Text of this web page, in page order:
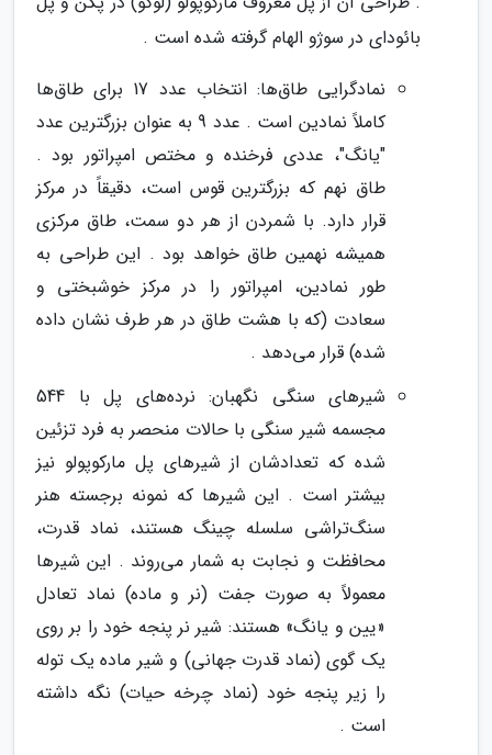
بائودای در سوژو الهام گرفته شده است .
نمادگرایی طاق‌ها: انتخاب عدد 17 برای طاق‌ها
کاملاً نمادین است . عدد 9 به عنوان بزرگترین عدد
"یانگ"، عددی فرخنده و مختص امپراتور بود .
طاق نهم که بزرگترین قوس است، دقیقاً در مرکز
قرار دارد. با شمردن از هر دو سمت، طاق مرکزی
همیشه نهمین طاق خواهد بود . این طراحی به
طور نمادین، امپراتور را در مرکز خوشبختی و
سعادت (که با هشت طاق در هر طرف نشان داده
شده) قرار می‌دهد .
شیرهای سنگی نگهبان: نرده‌های پل با 544
مجسمه شیر سنگی با حالات منحصر به فرد تزئین
شده که تعدادشان از شیرهای پل مارکوپولو نیز
بیشتر است . این شیرها که نمونه برجسته هنر
سنگ‌تراشی سلسله چینگ هستند، نماد قدرت،
محافظت و نجابت به شمار می‌روند . این شیرها
معمولاً به صورت جفت (نر و ماده) نماد تعادل
«یین و یانگ» هستند: شیر نر پنجه خود را بر روی
یک گوی (نماد قدرت جهانی) و شیر ماده یک توله
را زیر پنجه خود (نماد چرخه حیات) نگه داشته
است .